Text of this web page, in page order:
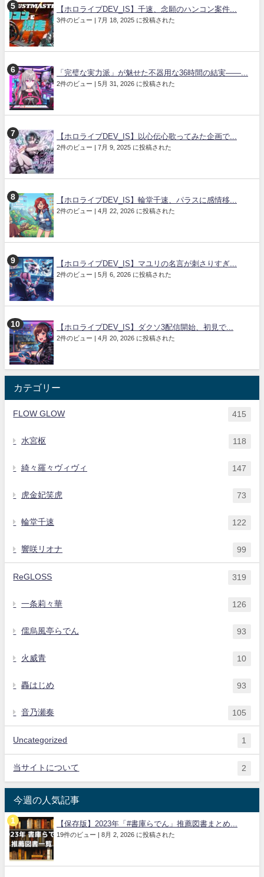
【ホロライブDEV_IS】千速、念願のハンコン案件...
3件のビュー | 7月 18, 2025 に投稿された
「完璧な実力派」が魅せた不器用な36時間の結実――...
2件のビュー | 5月 31, 2026 に投稿された
【ホロライブDEV_IS】以心伝心歌ってみた企画で...
2件のビュー | 7月 9, 2025 に投稿された
【ホロライブDEV_IS】輪堂千速、パラスに感情移...
2件のビュー | 4月 22, 2026 に投稿された
【ホロライブDEV_IS】マユリの名言が刺さりすぎ...
2件のビュー | 5月 6, 2026 に投稿された
【ホロライブDEV_IS】ダクソ3配信開始、初見で...
2件のビュー | 4月 20, 2026 に投稿された
カテゴリー
FLOW GLOW 415
水宮枢 118
綺々羅々ヴィヴィ 147
虎金妃笑虎 73
輪堂千速 122
響咲リオナ 99
ReGLOSS 319
一条莉々華 126
儒烏風亭らでん 93
火威青 10
轟はじめ 93
音乃瀬奏 105
Uncategorized 1
当サイトについて 2
今週の人気記事
【保存版】2023年「#書庫らでん」推薦図書まとめ...
19件のビュー | 8月 2, 2026 に投稿された